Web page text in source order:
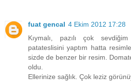
fuat gencal 4 Ekim 2012 17:28
Kıymalı, pazılı çok
patateslisini yaptım hatta
sizde de benzer bir resim.
oldu.
Ellerinize sağlık. Çok leziz